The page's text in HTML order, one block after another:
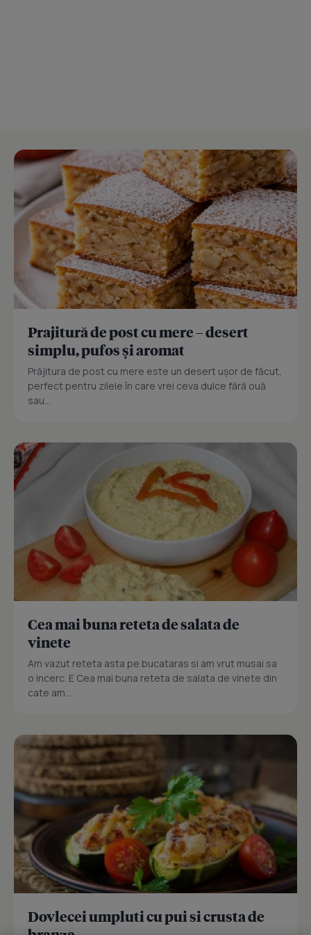
Prajitură de post cu mere – desert
simplu, pufos și aromat
Prăjitura de post cu mere este un desert ușor de făcut,
perfect pentru zilele în care vrei ceva dulce fără ouă
sau...
Cea mai buna reteta de salata de
vinete
Am vazut reteta asta pe bucataras si am vrut musai sa
o incerc. E Cea mai buna reteta de salata de vinete din
cate am...
Dovlecei umpluti cu pui si crusta de